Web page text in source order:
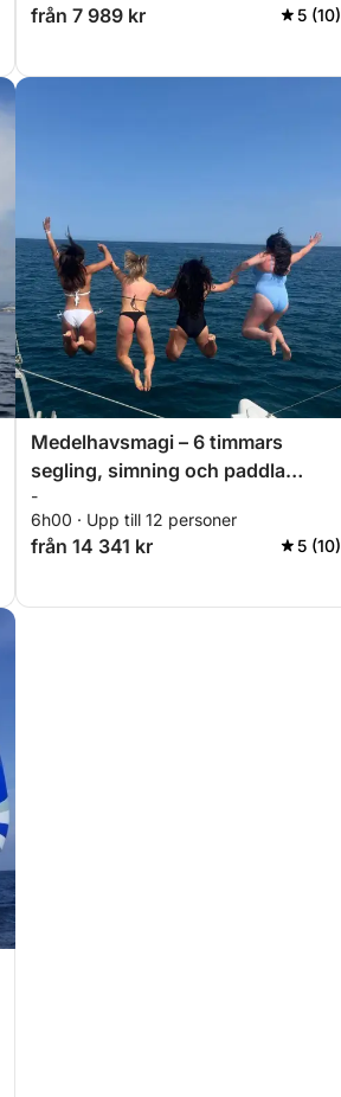
från 7 989 kr 5 (10)
Medelhavsmagi – 6 timmars
segling, simning och paddla
reträtt
-
6h00 · Upp till 12 personer
från 14 341 kr 5 (10)